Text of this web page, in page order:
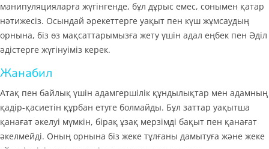
манипуляцияларға жүгінгенде, бұл дұрыс емес, сонымен қатар
нәтижесіз. Осындай әрекеттерге уақыт пен күш жұмсаудың
орнына, біз өз мақсаттарымызға жету үшін адал еңбек пен Әділ
әдістерге жүгінуіміз керек.
Жанабил
Атақ пен байлық үшін адамгершілік құндылықтар мен адамның
қадір-қасиетін құрбан етуге болмайды. Бұл заттар уақытша
қанағат әкелуі мүмкін, бірақ ұзақ мерзімді бақыт пен қанағат
әкелмейді. Оның орнына біз жеке тұлғаны дамытуға және жеке